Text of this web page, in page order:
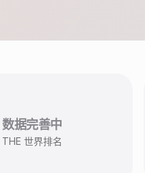
数据完善中
THE 世界排名